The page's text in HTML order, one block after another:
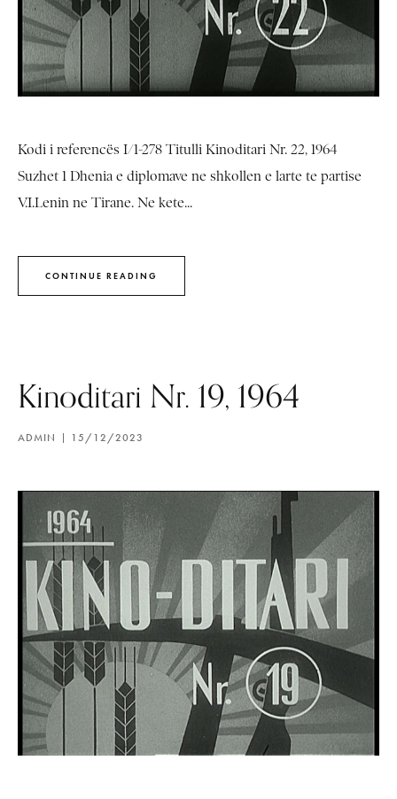
Kodi i referencës I/1-278 Titulli Kinoditari Nr. 22, 1964
Suzhet 1 Dhenia e diplomave ne shkollen e larte te partise
V.I.Lenin ne Tirane. Ne kete...
CONTINUE READING
Kinoditari Nr. 19, 1964
ADMIN 15/12/2023